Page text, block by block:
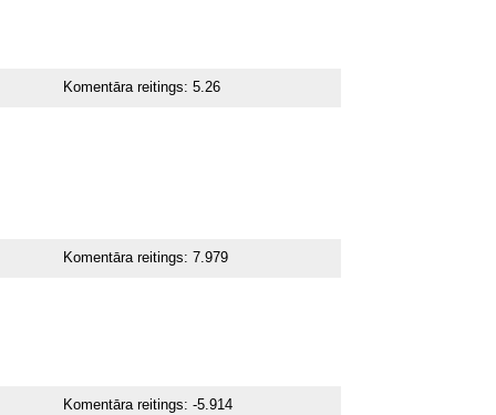
Komentāra reitings:5.26
Komentāra reitings: 7.979
Komentāra reitings:-5.914